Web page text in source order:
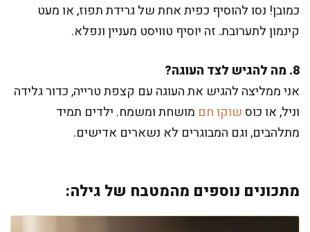
כמובן! נסו להוסיף כפית אחת של גרידת תפוז, או מעט
קינמון לתערובת. זה יוסיף טוויסט מעניין ונפלא.
8. מה להגיש לצד העוגה?
אני ממליצה להגיש את העוגה עם קצפת טרייה, כדור גלידה
וניל, או כוסשוקו חם מושחת ומשמח. ילדים תמיד
מתלהבים, וגם המבוגרים לא נשארים אדישים.
מתכונים נוספים מהמטבח של גילה: